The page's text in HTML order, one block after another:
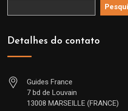
Detalhes do contato
Guides France
7 bd de Louvain
13008 MARSEILLE (FRANCE)